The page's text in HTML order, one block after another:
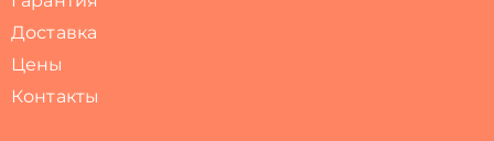
Доставка
Цены
Контакты